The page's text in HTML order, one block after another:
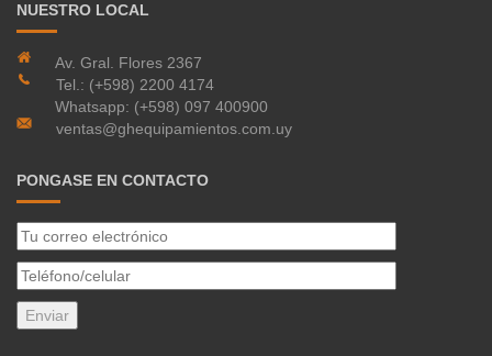
NUESTRO LOCAL
Av. Gral. Flores 2367
Tel.: (+598) 2200 4174
Whatsapp: (+598) 097 400900
ventas@ghequipamientos.com.uy
PONGASE EN CONTACTO